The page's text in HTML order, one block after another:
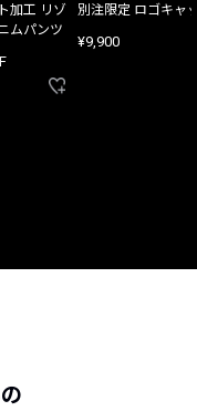
加工 リゾ
ムパンツ
別注限定 ロゴキャ
¥9,900